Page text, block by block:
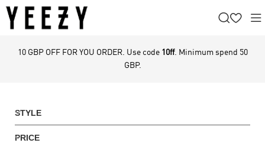
10 GBP OFF FOR YOU ORDER. Use code 10ff. Minimum spend 50
GBP.
STYLE
PRICE